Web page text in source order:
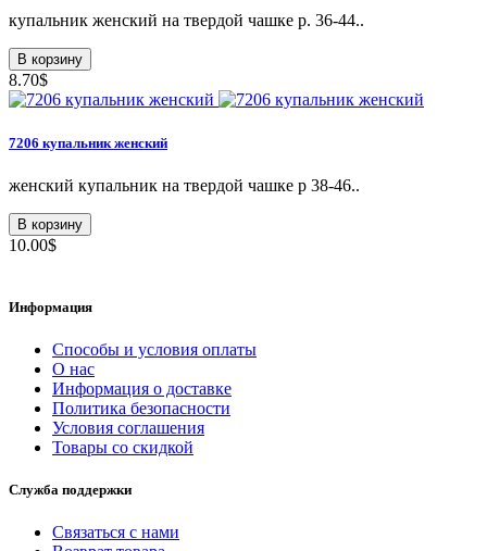
купальник женский на твердой чашке р. 36-44..
В корзину
8.70$
7206 купальник женский
женский купальник на твердой чашке р 38-46..
В корзину
10.00$
Информация
Способы и условия оплаты
О нас
Информация о доставке
Политика безопасности
Условия соглашения
Товары со скидкой
Служба поддержки
Связаться с нами